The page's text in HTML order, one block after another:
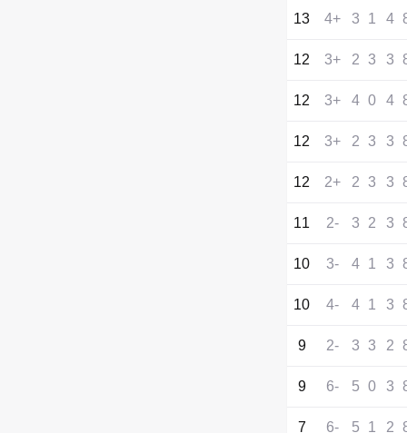
4
1
3
+4
13
3
3
2
+3
12
4
0
4
+3
12
3
3
2
+3
12
3
3
2
+2
12
3
2
3
-2
11
3
1
4
-3
10
3
1
4
-4
10
2
3
3
-2
9
3
0
5
-6
9
2
1
5
-6
7